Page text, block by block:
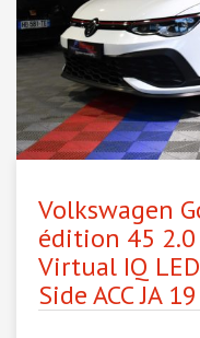
Volkswagen
édition 45 2.0
Virtual IQ
Side ACC JA 19